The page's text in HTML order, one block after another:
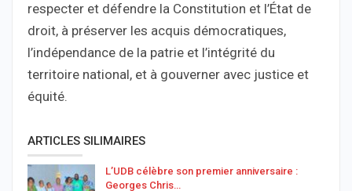
respecter et défendre la Constitution et l’État de
droit, à préserver les acquis démocratiques,
l’indépendance de la patrie et l’intégrité du
territoire national, et à gouverner avec justice et
équité.
ARTICLES SILIMAIRES
L’UDB célèbre son premier anniversaire :
Georges Chris…